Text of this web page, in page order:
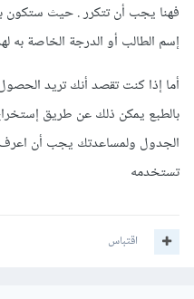
فهنا يجب أن تتكرر . حيث ستكون
إسم الطالب أو الدرجة الخاصة به
أما إذا كنت تقصد أنك تريد
الجدول ولمساعدتك يجب أن اعرف
تستخدمه
اقتباس